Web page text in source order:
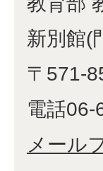
新別館(
〒571-
電話06-
メール